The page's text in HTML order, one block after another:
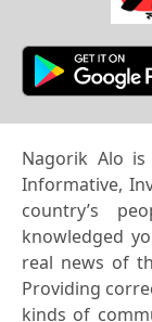
Nagorik Alo
Informative,
country’s
knowledged
real news of
Providing
kinds of